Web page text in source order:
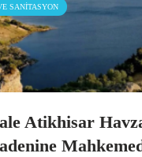
SANITASYON
Atikhisar